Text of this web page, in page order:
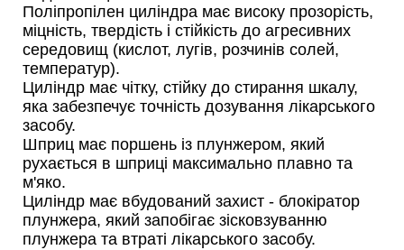
Поліпропілен циліндра має високу прозорість,
міцність, твердість і стійкість до агресивних
середовищ (кислот, лугів, розчинів солей,
температур).
Циліндр має чітку, стійку до стирання шкалу,
яка забезпечує точність дозування лікарського
засобу.
Шприц має поршень із плунжером, який
рухається в шприці максимально плавно та
м'яко.
Циліндр має вбудований захист - блокіратор
плунжера, який запобігає зісковзуванню
плунжера та втраті лікарського засобу.